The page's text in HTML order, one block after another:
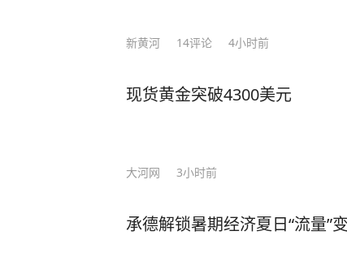
新黄河 14评论 4小时前
现货黄金突破4300美元
大河网 3小时前
承德解锁暑期经济夏日“流量”